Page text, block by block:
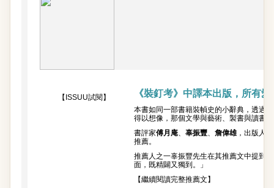
【ISSUU試閱】 《裝釘考》中譯本出版，所有
本書如同一部書籍裝幀史的小辭典，透過
得以想像，那個文學與藝術、製書與讀書
書評家傅月庵、 辜振豐、 詹偉雄，出版人
推薦。
推薦人之一辜振豐先生在其推薦文中提到
面，既精闢又獨到。」
【繼續閱讀完整推薦文】